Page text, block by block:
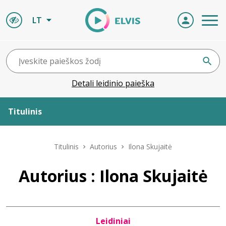
LT
Detali leidinio paieška
Titulinis
Leidiniai
Titulinis Autorius Ilona Skujaitė
Autorius : Ilona Skujaitė
Leidiniai